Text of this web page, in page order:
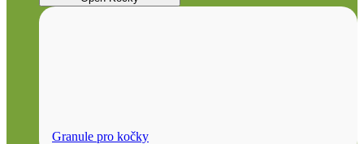
Granule pro kočky